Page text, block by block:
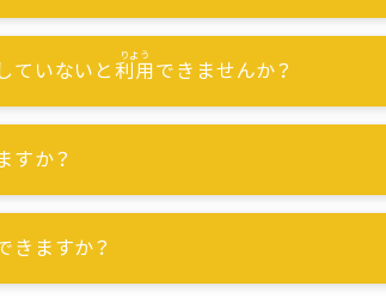
ていないと利用できませんか？
すか？
きますか？